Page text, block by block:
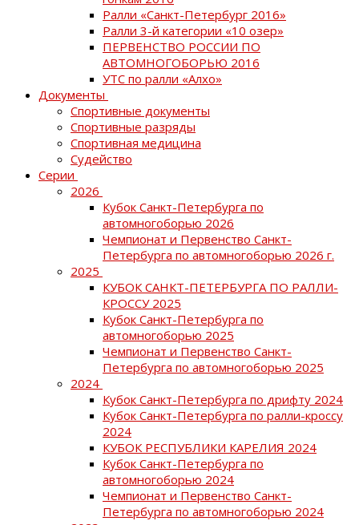
Ралли «Санкт-Петербург 2016»
Ралли 3-й категории «10 озер»
ПЕРВЕНСТВО РОССИИ ПО
АВТОМНОГОБОРЬЮ 2016
УТС по ралли «Алхо»
Документы
Спортивные документы
Спортивные разряды
Спортивная медицина
Судейство
Серии
2026
Кубок Санкт-Петербурга по
автомногоборью 2026
Чемпионат и Первенство Санкт-
Петербурга по автомногоборью 2026 г.
2025
КУБОК САНКТ-ПЕТЕРБУРГА ПО РАЛЛИ-
КРОССУ 2025
Кубок Санкт-Петербурга по
автомногоборью 2025
Чемпионат и Первенство Санкт-
Петербурга по автомногоборью 2025
2024
Кубок Санкт-Петербурга по дрифту 2024
Кубок Санкт-Петербурга по ралли-кроссу
2024
КУБОК РЕСПУБЛИКИ КАРЕЛИЯ 2024
Кубок Санкт-Петербурга по
автомногоборью 2024
Чемпионат и Первенство Санкт-
Петербурга по автомногоборью 2024